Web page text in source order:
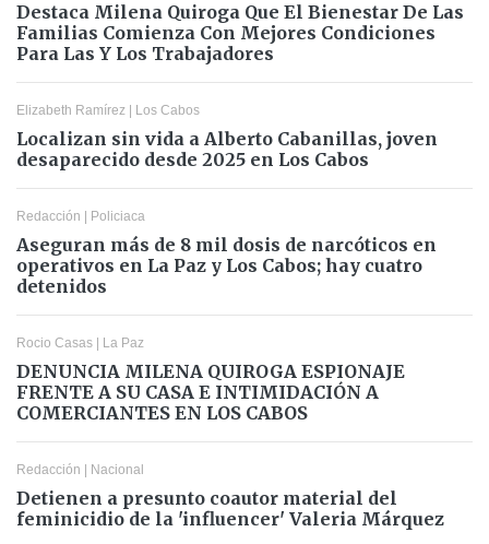
Destaca Milena Quiroga Que El Bienestar De Las
Familias Comienza Con Mejores Condiciones
Para Las Y Los Trabajadores
Elizabeth Ramírez Los Cabos
Localizan sin vida a Alberto Cabanillas, joven
desaparecido desde 2025 en Los Cabos
Redacción Policiaca
Aseguran más de 8 mil dosis de narcóticos en
operativos en La Paz y Los Cabos; hay cuatro
detenidos
Rocio Casas La Paz
DENUNCIA MILENA QUIROGA ESPIONAJE
FRENTE A SU CASA E INTIMIDACIÓN A
COMERCIANTES EN LOS CABOS
Redacción Nacional
Detienen a presunto coautor material del
feminicidio de la 'influencer' Valeria Márquez